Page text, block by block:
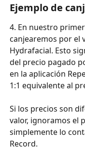
Ejemplo de
4. En nuestro
canjearemos por el
Hydrafacial. Esto
del precio pagado
en la aplicación
1:1 equivalente al
Si los precios son
valor, ignoramos el
simplemente lo
Record.